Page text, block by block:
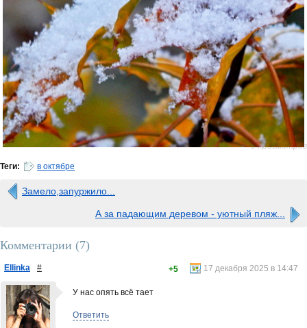
0 просмотров
Теги: в октябре
Замело,запуржило...
А за падающим деревом - уютный пляж...
Комментарии (7)
Ellinka # 17 декабря 2025 в 14:47
+5
У нас опять всё тает
Ответить